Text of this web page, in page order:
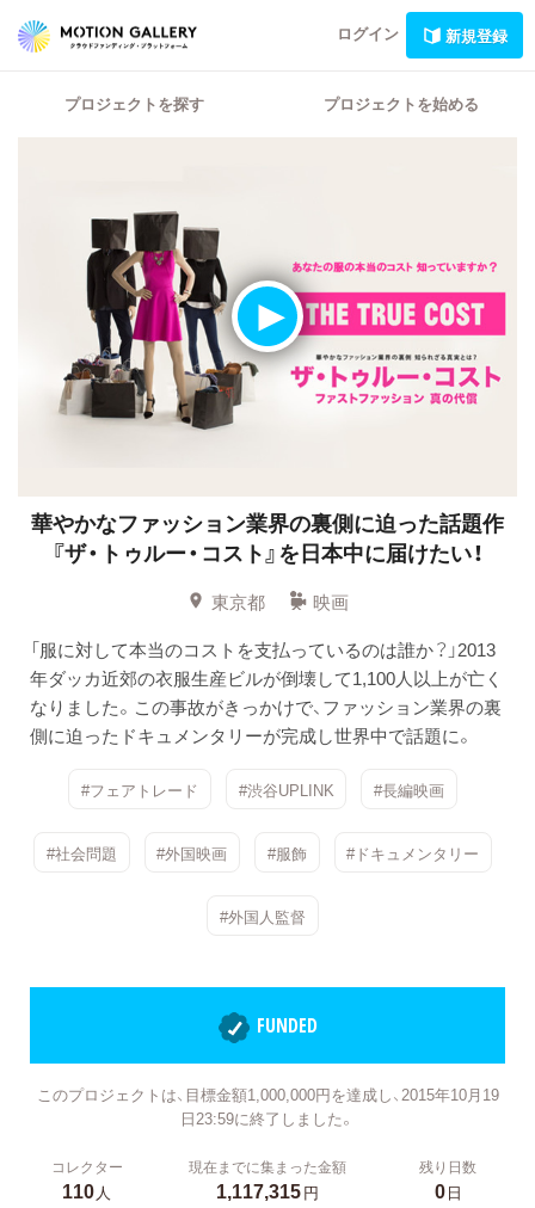
ログイン 新規登録
プロジェクトを探す プロジェクトを始める
華やかなファッション業界の裏側に迫った話題作
『ザ・トゥルー・コスト』を日本中に届けたい！
東京都
映画
「服に対して本当のコストを支払っているのは誰か？」2013
年ダッカ近郊の衣服生産ビルが倒壊して1,100人以上が亡く
なりました。この事故がきっかけで、ファッション業界の裏
側に迫ったドキュメンタリーが完成し世界中で話題に。
#フェアトレード #渋谷UPLINK #長編映画
#社会問題 #外国映画 #服飾 #ドキュメンタリー
#外国人監督
FUNDED
このプロジェクトは、目標金額1,000,000円を達成し、2015年10月19
日23:59に終了しました。
コレクター
110人
現在までに集まった金額
1,117,315円
残り日数
0日